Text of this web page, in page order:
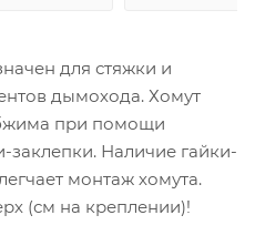
для стяжки и
дымохода. Хомут
при помощи
заклепки. Наличие гайки-
монтаж хомута.
(см на креплении)!